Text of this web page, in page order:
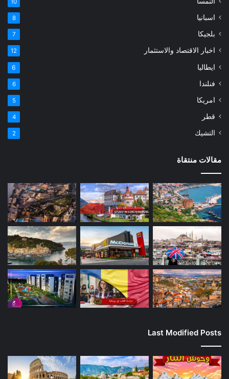
10
اسبانيا 8
بلجيكا 7
اخبار الاقتصاد والاستثمار 12
ايطاليا 6
فنلندا 6
امريكا 5
قطر 4
التشيك 2
مقالات منتقاة
Last Modified Posts